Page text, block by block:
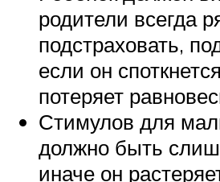
родители всегда
подстраховать,
если он
потеряет
Стимулов для
должно быть
иначе он